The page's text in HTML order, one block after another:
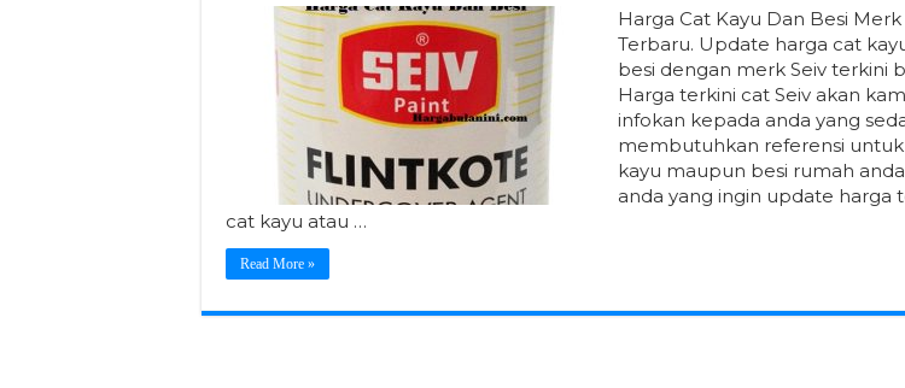
Harga Cat Kayu Dan Besi Merk
Terbaru. Update harga cat
besi dengan merk Seiv terkini
Harga terkini cat Seiv akan
infokan kepada anda yang
membutuhkan referensi
kayu maupun besi rumah
anda yang ingin update harga
cat kayu atau …
Read More »